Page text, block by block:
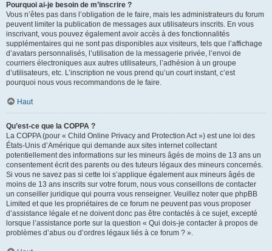
Pourquoi ai-je besoin de m’inscrire ?
Vous n’êtes pas dans l’obligation de le faire, mais les administrateurs du forum
peuvent limiter la publication de messages aux utilisateurs inscrits. En vous
inscrivant, vous pouvez également avoir accès à des fonctionnalités
supplémentaires qui ne sont pas disponibles aux visiteurs, tels que l’affichage
d’avatars personnalisés, l’utilisation de la messagerie privée, l’envoi de
courriers électroniques aux autres utilisateurs, l’adhésion à un groupe
d’utilisateurs, etc. L’inscription ne vous prend qu’un court instant, c’est
pourquoi nous vous recommandons de le faire.
Haut
Qu’est-ce que la COPPA ?
La COPPA (pour « Child Online Privacy and Protection Act ») est une loi des
États-Unis d’Amérique qui demande aux sites internet collectant
potentiellement des informations sur les mineurs âgés de moins de 13 ans un
consentement écrit des parents ou des tuteurs légaux des mineurs concernés.
Si vous ne savez pas si cette loi s’applique également aux mineurs âgés de
moins de 13 ans inscrits sur votre forum, nous vous conseillons de contacter
un conseiller juridique qui pourra vous renseigner. Veuillez noter que phpBB
Limited et que les propriétaires de ce forum ne peuvent pas vous proposer
d’assistance légale et ne doivent donc pas être contactés à ce sujet, excepté
lorsque l’assistance porte sur la question « Qui dois-je contacter à propos de
problèmes d’abus ou d’ordres légaux liés à ce forum ? ».